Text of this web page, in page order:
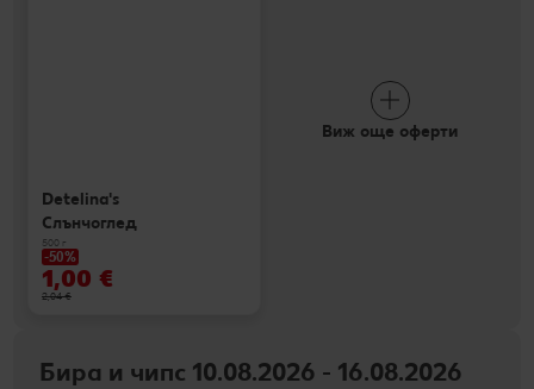
Detelina's
Слънчоглед
500 г
-50%
1,00 €
2,04 €
Виж още оферти
Бира и чипс 10.08.2026 - 16.08.2026